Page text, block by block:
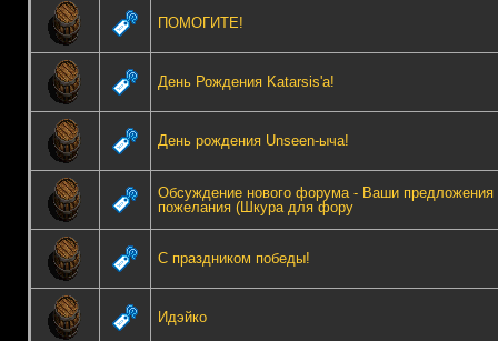
ПОМОГИТЕ!
День Рождения Katarsis'а!
День рождения Unseen-ыча!
Обсуждение нового форума - Ваши предложения
пожелания (Шкура для фору
С праздником победы!
Идэйко